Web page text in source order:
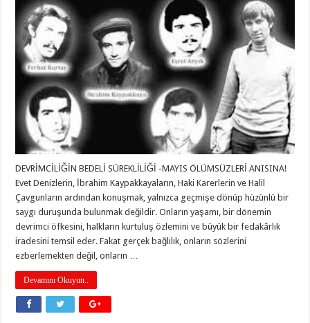
DEVRİMCİLİĞİN BEDELİ SÜREKLİLİĞİ -MAYIS ÖLÜMSÜZLERİ ANISINA!
Evet Denizlerin, İbrahim Kaypakkayaların, Haki Karerlerin ve Halil
Çavgunların ardından konuşmak, yalnızca geçmişe dönüp hüzünlü bir
saygı duruşunda bulunmak değildir. Onların yaşamı, bir dönemin
devrimci öfkesini, halkların kurtuluş özlemini ve büyük bir fedakârlık
iradesini temsil eder. Fakat gerçek bağlılık, onların sözlerini
ezberlemekten değil, onların …
Devamını Okuyun..